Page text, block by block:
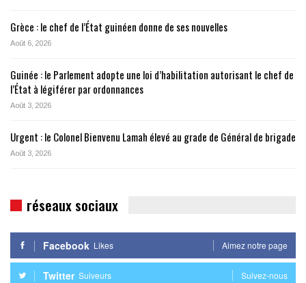
Grèce : le chef de l’État guinéen donne de ses nouvelles
Août 6, 2026
Guinée : le Parlement adopte une loi d’habilitation autorisant le chef de
l’État à légiférer par ordonnances
Août 3, 2026
Urgent : le Colonel Bienvenu Lamah élevé au grade de Général de brigade
Août 3, 2026
réseaux sociaux
Facebook Likes Aimez notre page
Twitter Suiveurs Suivez-nous